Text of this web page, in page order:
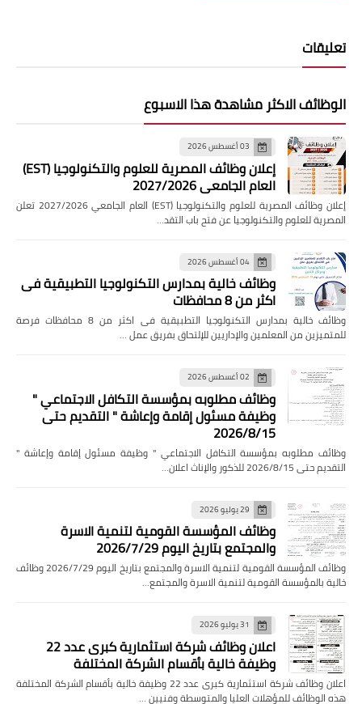
تعليقات
الوظائف الاكثر مشاهدة هذا الاسبوع
03 أغسطس 2026
إعلان وظائف المصرية للعلوم والتكنولوجيا (EST)
العام الجامعي 2027/2026
إعلان وظائف المصرية للعلوم والتكنولوجيا (EST) العام الجامعي 2027/2026 تعلن
المصرية للعلوم والتكنولوجيا عن فتح باب التقد…
04 أغسطس 2026
وظائف خالية بمدارس التكنولوجيا التطبيقية فى
اكثر من 8 محافظات
وظائف خالية بمدارس التكنولوجيا التطبيقية فى اكثر من 8 محافظات فرصة
للمتميزين من المعلمين والإداريين للإلتحاق بفريق عمل …
02 أغسطس 2026
وظائف مطلوبه بمؤسسة التكافل الاجتماعي "
وظيفة مسئول إقامة وإعاشة " التقديم حتى
2026/8/15
وظائف مطلوبه بمؤسسة التكافل الاجتماعي " وظيفة مسئول إقامة وإعاشة "
التقديم حتى 2026/8/15 للذكور والإناث اعلان…
29 يوليو 2026
وظائف المؤسسة القومية لتنمية الاسرة
والمجتمع بتاريخ اليوم 2026/7/29
وظائف المؤسسة القومية لتنمية الاسرة والمجتمع بتاريخ اليوم 2026/7/29 وظائف
خالية بالمؤسسة القومية لتنمية الاسرة والمجتمع…
31 يوليو 2026
اعلان وظائف شركة استثمارية كبرى عدد 22
وظيفة خالية بأقسام الشركة المختلفة
اعلان وظائف شركة استثمارية كبرى عدد 22 وظيفة خالية بأقسام الشركة المختلفة
هذه الوظائف للمؤهلات العليا والمتوسطة وفنيين …